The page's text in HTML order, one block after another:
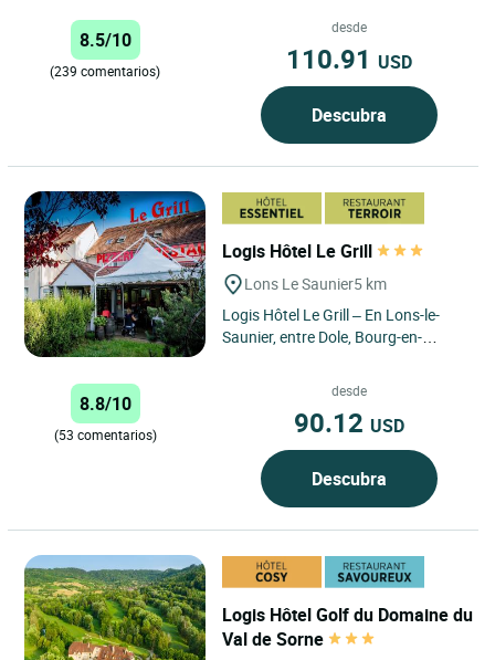
descanso, trabajo y...
8.5/10
(239 comentarios)
desde
110.91 USD
Descubra
Logis Hôtel Le Grill
Lons Le Saunier5 km
Logis Hôtel Le Grill – En Lons-le-
Saunier, entre Dole, Bourg-en-
8.8/10
(53 comentarios)
desde
90.12 USD
Descubra
Logis Hôtel Golf du Domaine du
Val de Sorne